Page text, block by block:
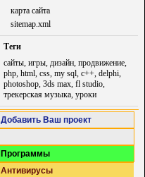
карта сайта
sitemap.xml
Теги
сайты, игры, дизайн, продвижение,
php, html, css, my sql, c++, delphi,
photoshop, 3ds max, fl studio,
трекерская музыка, уроки
Добавить Ваш проект
Программы
Антивирусы